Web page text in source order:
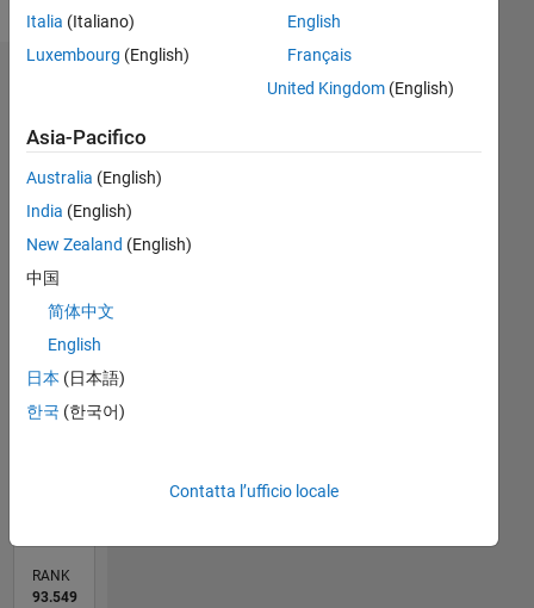
Statistica
M…
CONTRIBUTI
-2
-1
1
2
3
4
RANK
93.549
Italia (Italiano)
Luxembourg (English)
English
Français
United Kingdom(English)
Asia-Pacifico
Australia (English)
India (English)
New Zealand (English)
中国
简体中文
English
日本 (日本語)
한국 (한국어)
Contatta l’ufficio locale